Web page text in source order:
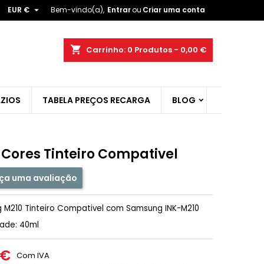
Bem-vindo(a), Entrarou Criar uma conta
EUR € 
shopping_cart Carrinho: 0 Produtos - 0,00 €
TABELA PREÇOS RECARGA BLOG
Cores Tinteiro Compativel
uma avaliação
M210 Tinteiro Compativel com Samsung INK-M210
40ml
Com IVA